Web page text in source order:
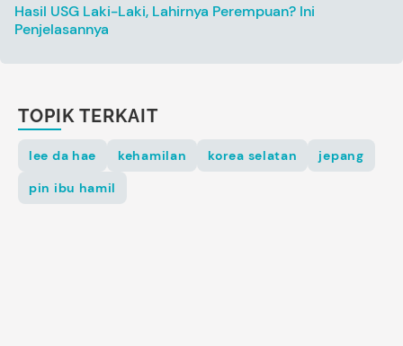
Hasil USG Laki-Laki, Lahirnya Perempuan? Ini
Penjelasannya
TOPIK TERKAIT
lee da hae kehamilan korea selatan
jepang
pin ibu hamil